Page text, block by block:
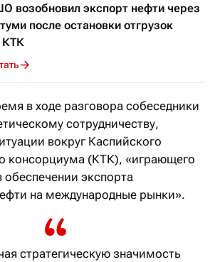
возобновил экспорт нефти через
после остановки отгрузок
КТК
в ходе разговора собеседники
сотрудничеству,
вокруг Каспийского
консорциума (КТК), «играющего
экспорта
на международные рынки».
стратегическую значимость